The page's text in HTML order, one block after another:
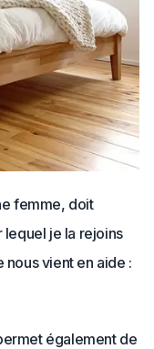
femme, doit
lequel je la rejoins
nous vient en aide :
également de